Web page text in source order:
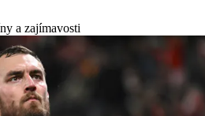
a zajímavosti